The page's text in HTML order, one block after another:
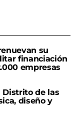
su
financiación
empresas
Distrito de las
diseño y